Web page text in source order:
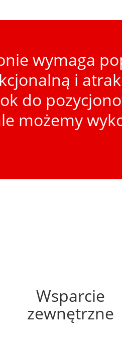
wymaga
i
do
możemy
Wsparcie
zewnętrzne